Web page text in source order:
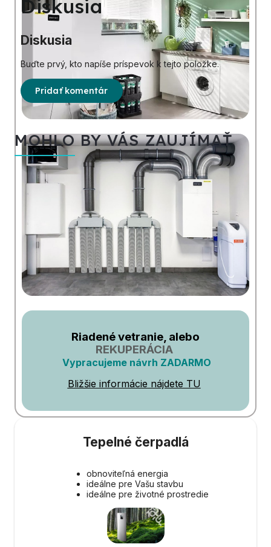
Diskusia
Diskusia
Buďte prvý, kto napíše príspevok k tejto položke.
Pridať komentár
MOHLO BY VÁS ZAUJÍMAŤ
Riadené vetranie, alebo
REKUPERÁCIA
Vypracujeme návrh ZADARMO
Bližšie informácie nájdete TU
Tepelné čerpadlá
obnoviteľná energia
ideálne pre Vašu stavbu
ideálne pre životné prostredie